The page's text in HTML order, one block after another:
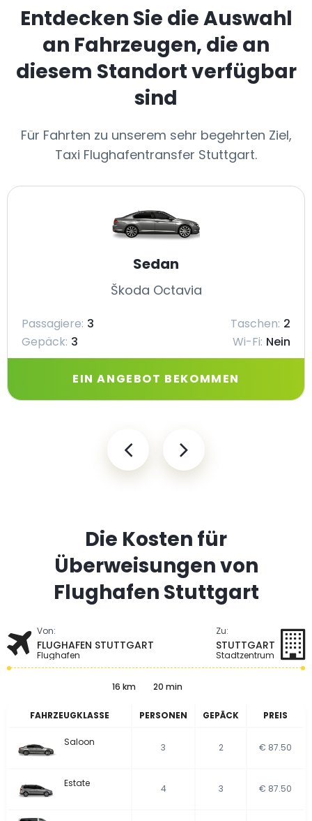
Entdecken Sie die Auswahl
an Fahrzeugen, die an
diesem Standort verfügbar
sind
Für Fahrten zu unserem sehr begehrten Ziel,
Taxi Flughafentransfer Stuttgart.
Sedan
Škoda Octavia
Passagiere: 3 Taschen: 2
Gepäck: 3 Wi-Fi: Nein
EIN ANGEBOT BEKOMMEN
Die Kosten für
Überweisungen von
Flughafen Stuttgart
Von:
FLUGHAFEN STUTTGART
Flughafen
Zu:
STUTTGART
Stadtzentrum
16 km 20 min
FAHRZEUGKLASSE PERSONEN GEPÄCK PREIS
Saloon 3 2 € 87.50
Estate 4 3 € 87.50